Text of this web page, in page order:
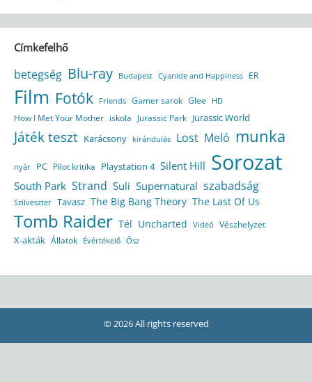
Címkefelhő
betegség Blu-ray Budapest Cyanide and Happiness ER
Film Fotók Friends Gamer sarok Glee HD
How I Met Your Mother iskola Jurassic Park Jurassic World
Játék teszt Karácsony kirándulás Lost Meló munka
nyár PC Pilot kritika Playstation 4 Silent Hill Sorozat
South Park Strand Suli Supernatural szabadság
Szilveszter Tavasz The Big Bang Theory The Last Of Us
Tomb Raider Tél Uncharted Videó Vészhelyzet
X-akták Állatok Évértékelő Ősz
© 2026 All rights reserved